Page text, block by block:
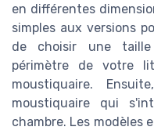
en différentes
simples aux versions
de choisir une
périmètre de votre
moustiquaire.
moustiquaire qui
chambre. Les modèles